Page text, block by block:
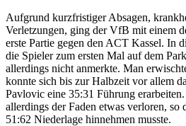
Aufgrund kurzfristiger Absagen,
Verletzungen, ging der VfB mit einem
erste Partie gegen den ACT Kassel. In
die Spieler zum ersten Mal auf dem
allerdings nicht anmerkte. Man
konnte sich bis zur Halbzeit vor allem
Pavlovic eine 35:31 Führung
allerdings der Faden etwas verloren, so
51:62 Niederlage hinnehmen musste.